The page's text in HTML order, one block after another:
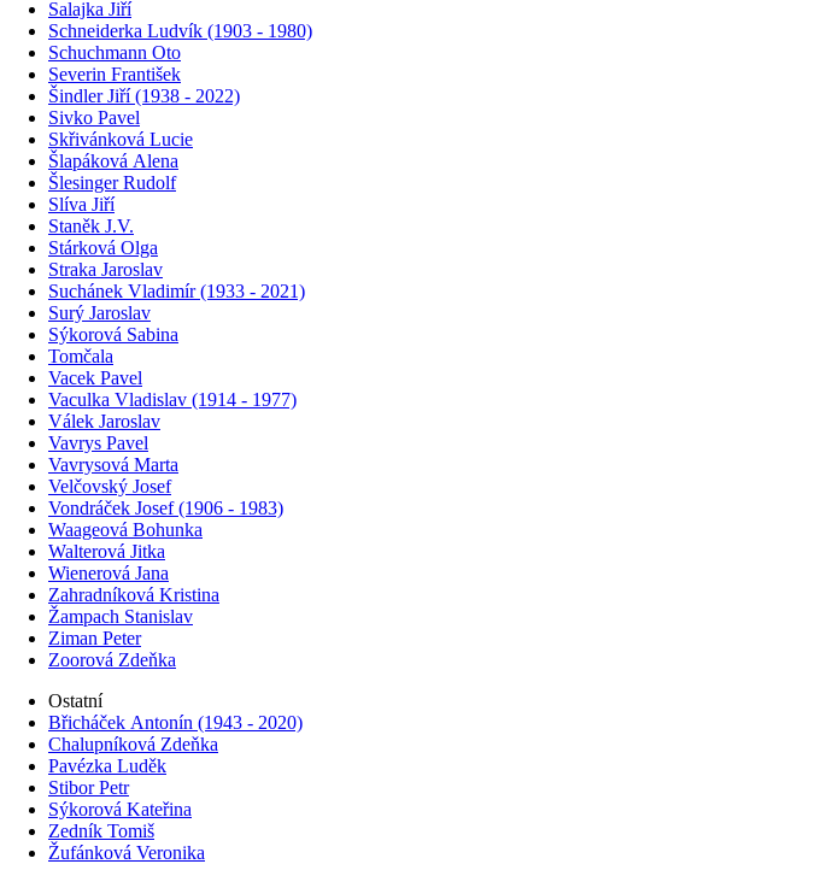
Salajka Jiří
Schneiderka Ludvík (1903 - 1980)
Schuchmann Oto
Severin František
Šindler Jiří (1938 - 2022)
Sivko Pavel
Skřivánková Lucie
Šlapáková Alena
Šlesinger Rudolf
Slíva Jiří
Staněk J.V.
Stárková Olga
Straka Jaroslav
Suchánek Vladimír (1933 - 2021)
Surý Jaroslav
Sýkorová Sabina
Tomčala
Vacek Pavel
Vaculka Vladislav (1914 - 1977)
Válek Jaroslav
Vavrys Pavel
Vavrysová Marta
Velčovský Josef
Vondráček Josef (1906 - 1983)
Waageová Bohunka
Walterová Jitka
Wienerová Jana
Zahradníková Kristina
Žampach Stanislav
Ziman Peter
Zoorová Zdeňka
Ostatní
Břicháček Antonín (1943 - 2020)
Chalupníková Zdeňka
Pavézka Luděk
Stibor Petr
Sýkorová Kateřina
Zedník Tomiš
Žufánková Veronika